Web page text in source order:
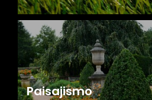
Paisajismo